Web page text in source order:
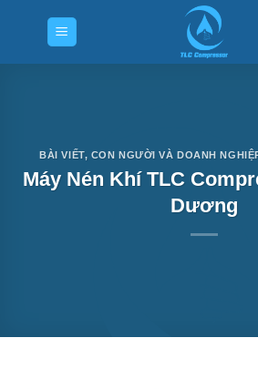
BÀI VIẾT, CON NGƯỜI VÀ DOANH
Máy Nén Khí TLC
Dương